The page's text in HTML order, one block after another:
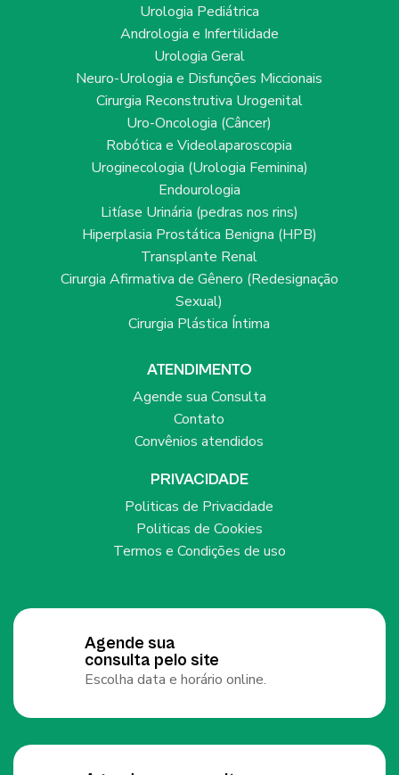
Urologia Pediátrica
Andrologia e Infertilidade
Urologia Geral
Neuro-Urologia e Disfunções Miccionais
Cirurgia Reconstrutiva Urogenital
Uro-Oncologia (Câncer)
Robótica e Videolaparoscopia
Uroginecologia (Urologia Feminina)
Endourologia
Litíase Urinária (pedras nos rins)
Hiperplasia Prostática Benigna (HPB)
Transplante Renal
Cirurgia Afirmativa de Gênero (Redesignação
Sexual)
Cirurgia Plástica Íntima
ATENDIMENTO
Agende sua Consulta
Contato
Convênios atendidos
PRIVACIDADE
Politicas de Privacidade
Politicas de Cookies
Termos e Condições de uso
Agende sua
consulta pelo site
Escolha data e horário online.